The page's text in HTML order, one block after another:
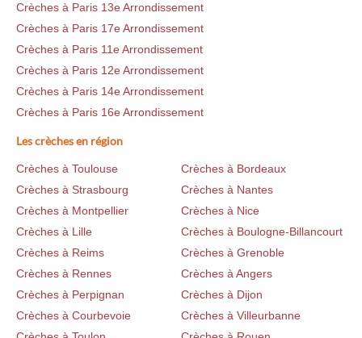
Crèches à Paris 13e Arrondissement
Crèches à Paris 17e Arrondissement
Crèches à Paris 11e Arrondissement
Crèches à Paris 12e Arrondissement
Crèches à Paris 14e Arrondissement
Crèches à Paris 16e Arrondissement
Les crèches en région
Crèches à Toulouse
Crèches à Bordeaux
Crèches à Strasbourg
Crèches à Nantes
Crèches à Montpellier
Crèches à Nice
Crèches à Lille
Crèches à Boulogne-Billancourt
Crèches à Reims
Crèches à Grenoble
Crèches à Rennes
Crèches à Angers
Crèches à Perpignan
Crèches à Dijon
Crèches à Courbevoie
Crèches à Villeurbanne